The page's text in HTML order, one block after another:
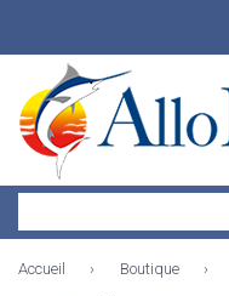
Accueil › Boutique ›